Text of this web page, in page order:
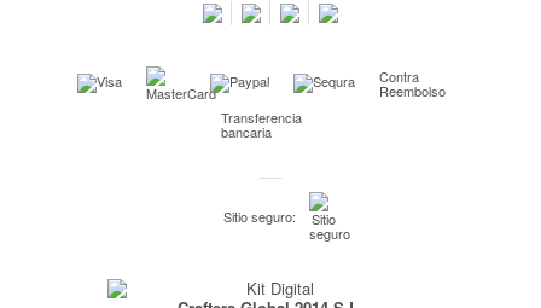
Kimidori PRINT, nuestro servicio de impresión de fotos
Pago seguro y financiación
Contra
Reembolso
Transferencia
bancaria
Sitio seguro: